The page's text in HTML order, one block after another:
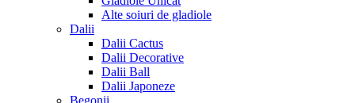
Alte soiuri de gladiole
Dalii
Dalii Cactus
Dalii Decorative
Dalii Ball
Dalii Japoneze
Begonii